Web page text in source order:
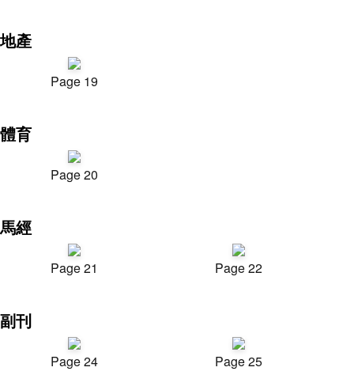
地產
Page 19
體育
Page 20
馬經
Page 21 Page 22
副刊
Page 24 Page 25